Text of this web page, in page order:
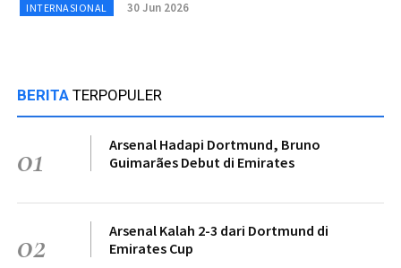
INTERNASIONAL 30 Jun 2026
BERITA TERPOPULER
01
Arsenal Hadapi Dortmund, Bruno
Guimarães Debut di Emirates
02
Arsenal Kalah 2-3 dari Dortmund di
Emirates Cup